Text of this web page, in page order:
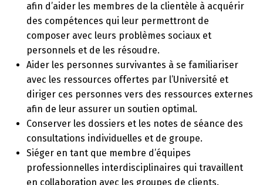
afin d’aider les membres de la clientèle à acquérir
des compétences qui leur permettront de
composer avec leurs problèmes sociaux et
personnels et de les résoudre.
Aider les personnes survivantes à se familiariser
avec les ressources offertes par l’Université et
diriger ces personnes vers des ressources externes
afin de leur assurer un soutien optimal.
Conserver les dossiers et les notes de séance des
consultations individuelles et de groupe.
Siéger en tant que membre d’équipes
professionnelles interdisciplinaires qui travaillent
en collaboration avec les groupes de clients.